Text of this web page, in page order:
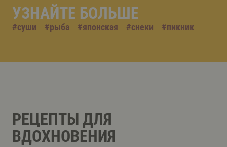
УЗНАЙТЕ БОЛЬШЕ
#суши #рыба #японская #снеки #пикник
РЕЦЕПТЫ ДЛЯ
ВДОХНОВЕНИЯ